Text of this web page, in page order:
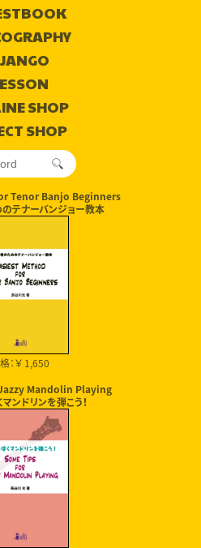
SHOP
SHOP
Tenor Banjo Beginners
テナーバンジョー教本
：￥ 1,650
Mandolin Playing
ンドリンを弾こう！